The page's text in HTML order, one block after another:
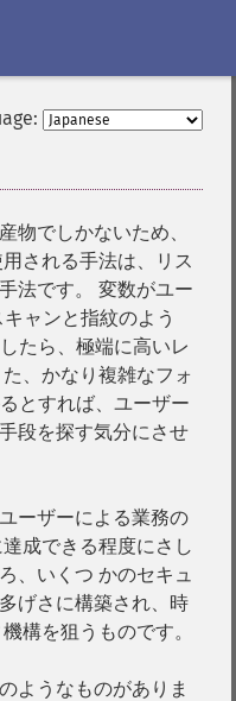
物でしかないため、
される手法は、リス
法です。 変数がユー
ャンと指紋のよう
たら、極端に高いレ
、かなり複雑なフォ
とすれば、ユーザー
段を探す気分にさせ
ーザーによる業務の
成できる程度にさし
、いくつ かのセキュ
げさに構築され、時
構を狙うものです。
ようなものがありま